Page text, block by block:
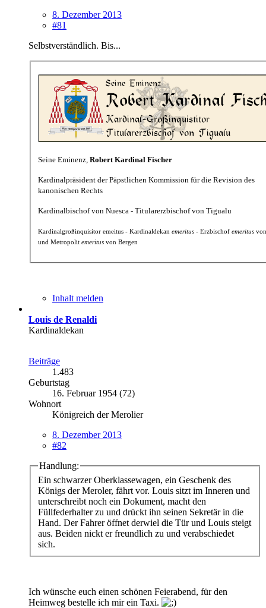
8. Dezember 2013
#81
Selbstverständlich. Bis...
Seine Eminenz, Robert Kardinal Fischer
Kardinalpräsident der Päpstlichen Kommission für die Revision des
kanonischen Rechts
Kardinalbischof von Nuesca - Titularerzbischof von Tigualu
Kardinalgroßinquisitor emeitus - Kardinaldekan emeritus - Erzbischof emeritus
und Metropolit emeritus von Bergen
Inhalt melden
Louis de Renaldi
Kardinaldekan
Beiträge
1.483
Geburtstag
16. Februar 1954 (72)
Wohnort
Königreich der Merolier
8. Dezember 2013
#82
Handlung:
Ein schwarzer Oberklassewagen, ein Geschenk des
Königs der Meroler, fährt vor. Louis sitzt im Inneren und
unterschreibt noch ein Dokument, macht den
Füllfederhalter zu und drückt ihn seinen Sekretär in die
Hand. Der Fahrer öffnet derwiel die Tür und Louis steigt
aus. Beiden nickt er freundlich zu und verabschiedet
sich.
Ich wünsche euch einen schönen Feierabend, für den
Heimweg bestelle ich mir ein Taxi.